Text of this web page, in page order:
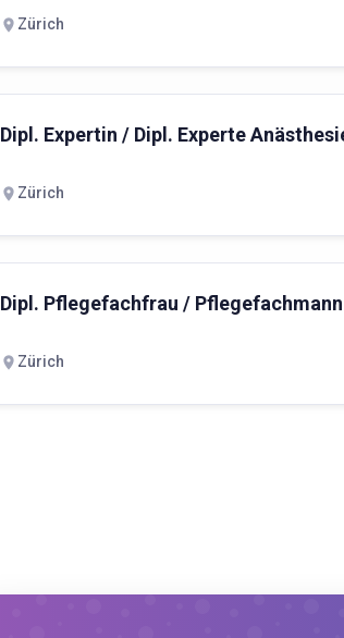
Zürich
Dipl. Expertin / Dipl. Experte
Zürich
Dipl. Pflegefachfrau /
Zürich